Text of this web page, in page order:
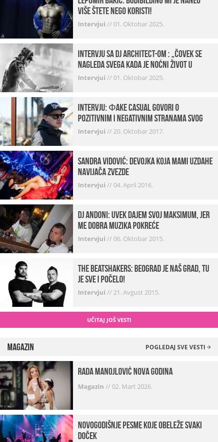
više štete nego koristi!
Intervjui //01. Oktobar 2025.
Intervju sa DJ Architect-om : „Čovek se
nagleda svega kada je noćni život u
pitanju. U klubovima najmanje vidim
Intervjui //01. Oktobar 2025.
INTERVJU: Фake Casual govori o
pozitivnim i negativnim stranama svog
posla, počecima, omiljenim mestima …
Intervjui //20. Oktobar 2017.
Sandra Vidović: devojka koja mami uzdahe
navijača Zvezde
Intervjui //04. April 2016.
Dj Andoni: Uvek dajem svoj maksimum, jer
me dobra muzika pokreće
Intervjui //06. Oktobar 2015.
The Beatshakers: Beograd je naš grad, tu
je sve i počelo!
Intervjui //21. Avgust 2015.
UČITAJ JOŠ VESTI
Magazin POGLEDAJ SVE VESTI
Rada Manojlović Nova godina
Magazin //02. Mart 2026.
Novogodišnje pesme koje obeleže svaki
Doček